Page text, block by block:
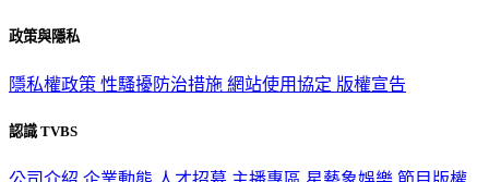
政策與隱私
隱私權政策 性騷擾防治措施 網站使用協定 版權宣告
認識 TVBS